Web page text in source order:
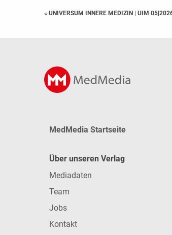
« UNIVERSUM INNERE MEDIZIN UIM
MedMedia Startseite
Über unseren Verlag
Mediadaten
Team
Jobs
Kontakt